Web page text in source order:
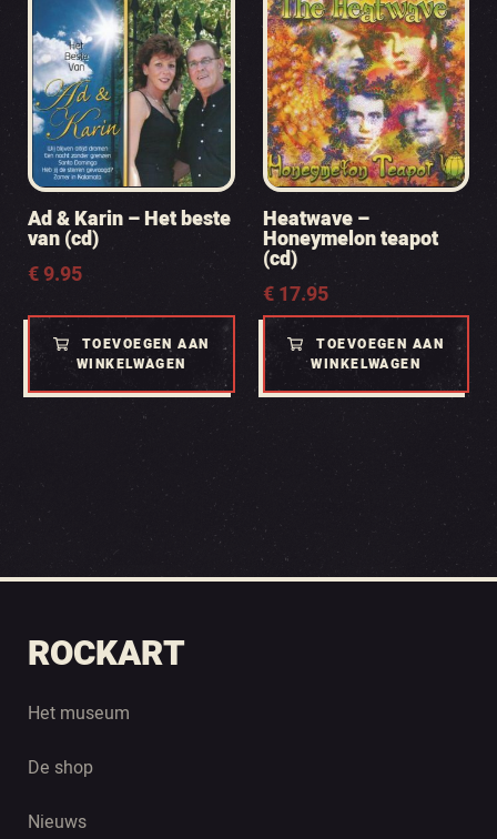
Ad & Karin – Het beste
van (cd)
€9.95
TOEVOEGEN AAN
WINKELWAGEN
Heatwave –
Honeymelon teapot
(cd)
€17.95
TOEVOEGEN AAN
WINKELWAGEN
ROCKART
Het museum
De shop
Nieuws